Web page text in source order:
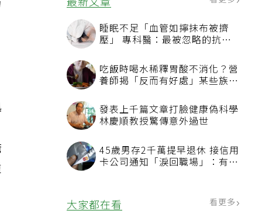
最新文章 看更多
睡眠不足「血管如擰抹布被擠
壓」 專科醫：最被忽略的抗老
吃飯時喝水稀釋胃酸不消化？營
養師揭「反而有好處」某些族群
發表上千篇文章打臉健康偽科學
林慶順教授驚傳意外過世
45歲男存2千萬提早退休 接信用
卡公司通知「淚回職場」：有錢
大家都在看